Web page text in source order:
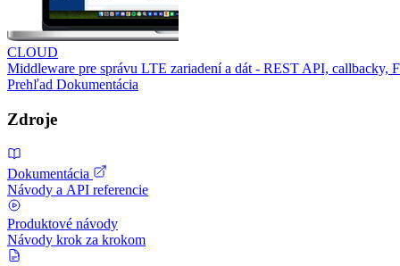
CLOUD
Middleware pre správu LTE zariadení a dát - REST API, callbacky,
Prehľad Dokumentácia
Zdroje
Dokumentácia
Návody a API referencie
Produktové návody
Návody krok za krokom